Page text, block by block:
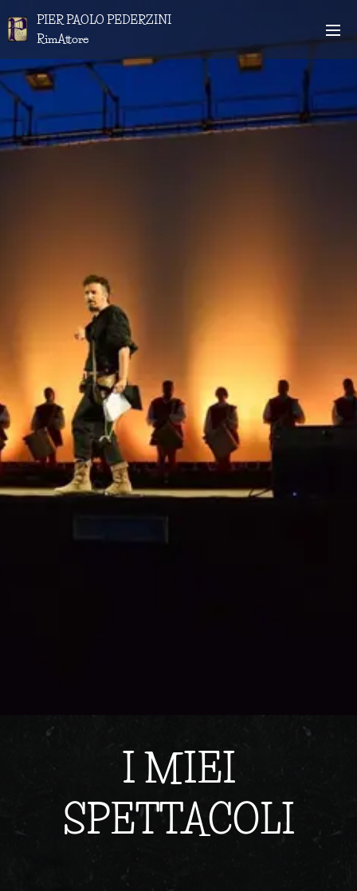
PIERPAOLO PEDERZINI
RimAttore
I MIEI
SPETTACOLI